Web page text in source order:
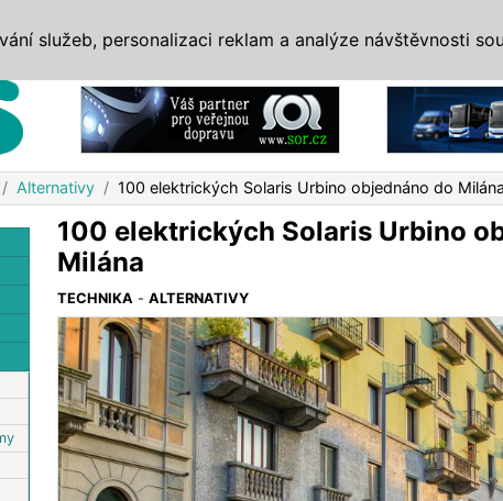
Alternativy 100 elektrických Solaris Urbino objednáno do Milána
100 elektrických Solaris Urbino
Milána
TECHNIKA -ALTERNATIVY
služeb, personalizaci reklam a analýze návštěvnosti